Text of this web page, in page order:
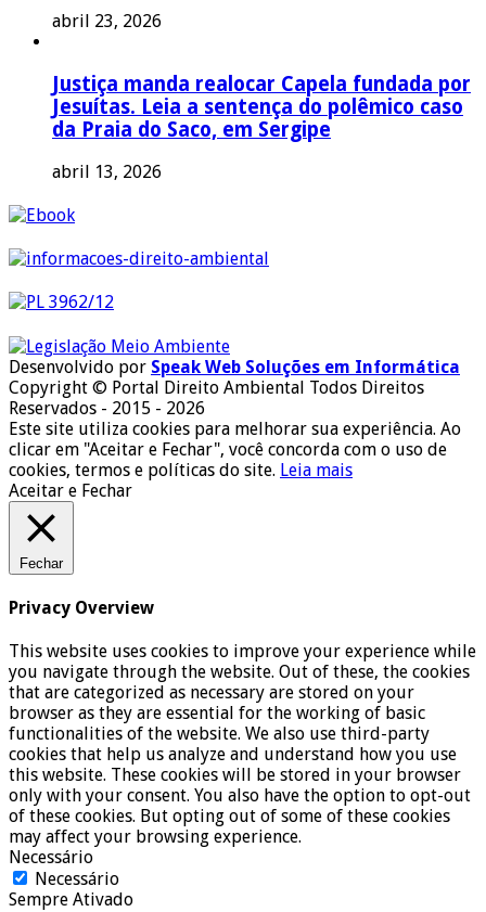
abril 23, 2026
Justiça manda realocar Capela fundada por
Jesuítas. Leia a sentença do polêmico caso
da Praia do Saco, em Sergipe
abril 13, 2026
Desenvolvido por Speak Web Soluções em Informática
Copyright © Portal Direito Ambiental Todos Direitos
Reservados - 2015 - 2026
Este site utiliza cookies para melhorar sua experiência. Ao
clicar em "Aceitar e Fechar", você concorda com o uso de
cookies, termos e políticas do site. Leia mais
Aceitar e Fechar
Fechar
Privacy Overview
This website uses cookies to improve your experience while
you navigate through the website. Out of these, the cookies
that are categorized as necessary are stored on your
browser as they are essential for the working of basic
functionalities of the website. We also use third-party
cookies that help us analyze and understand how you use
this website. These cookies will be stored in your browser
only with your consent. You also have the option to opt-out
of these cookies. But opting out of some of these cookies
may affect your browsing experience.
Necessário
Necessário
Sempre Ativado